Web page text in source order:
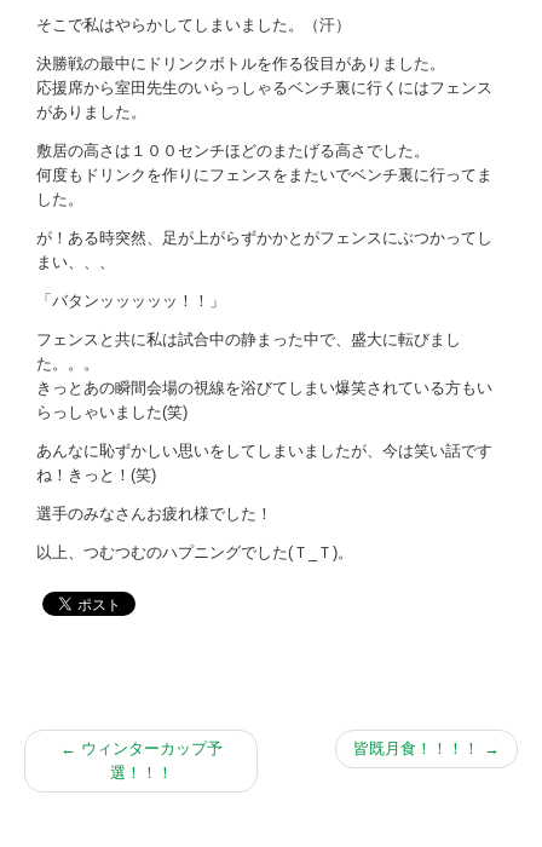
そこで私はやらかしてしまいました。（汗）
決勝戦の最中にドリンクボトルを作る役目がありました。
応援席から室田先生のいらっしゃるベンチ裏に行くにはフェンス
がありました。
敷居の高さは１００センチほどのまたげる高さでした。
何度もドリンクを作りにフェンスをまたいでベンチ裏に行ってま
した。
が！ある時突然、足が上がらずかかとがフェンスにぶつかってし
まい、、、
「バタンッッッッッ！！」
フェンスと共に私は試合中の静まった中で、盛大に転びまし
た。。。
きっとあの瞬間会場の視線を浴びてしまい爆笑されている方もい
らっしゃいました(笑)
あんなに恥ずかしい思いをしてしまいましたが、今は笑い話です
ね！きっと！(笑)
選手のみなさんお疲れ様でした！
以上、つむつむのハプニングでした(Ｔ_Ｔ)。
← ウィンターカップ予
選！！！
皆既月食！！！！ →